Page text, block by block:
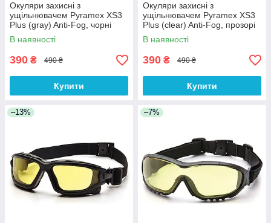
Окуляри захисні з
ущільнювачем Pyramex XS3
Plus (gray) Anti-Fog, чорні
В наявності
390 ₴ 490 ₴
Купити
Окуляри захисні з
ущільнювачем Pyramex XS3
Plus (clear) Anti-Fog, прозорі
В наявності
390 ₴ 490 ₴
Купити
–13% –7%